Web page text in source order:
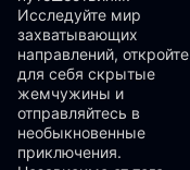
Исследуйте мир
захватывающих
направлений, откройте
для себя скрытые
жемчужины и
отправляйтесь в
необыкновенные
приключения.